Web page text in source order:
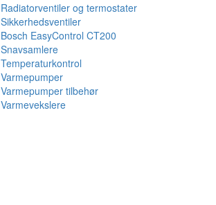
Radiatorventiler og termostater
Sikkerhedsventiler
Bosch EasyControl CT200
Snavsamlere
Temperaturkontrol
Varmepumper
Varmepumper tilbehør
Varmevekslere